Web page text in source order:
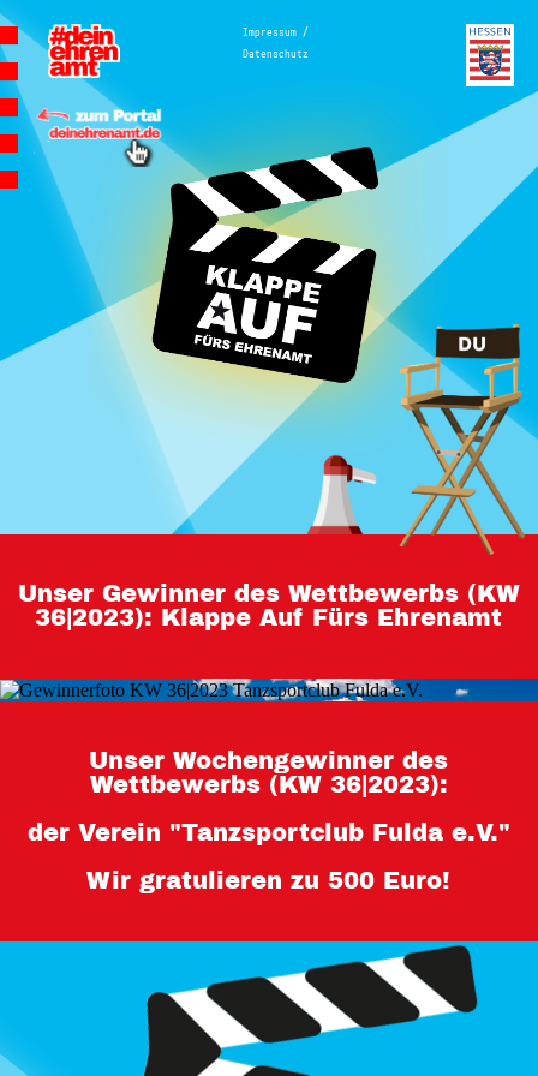
Hauptnavigation
Homepage | Wettbewerb Dein
Ehrenamt ist Herzenssache
Teilnahmebedingungen
MeinMoment
Teilnahmebedingungen
KlappeAuf
Teilnahmebedingungen 80 Jahre
Hessen
Datenschutz
Impressum /
Datenschutz
Unser Gewinner des Wettbewerbs (KW
36|2023): Klappe Auf Fürs Ehrenamt
Unser Wochengewinner des
Wettbewerbs (KW 36|2023):
der Verein "Tanzsportclub Fulda e.V."
Wir gratulieren zu 500 Euro!